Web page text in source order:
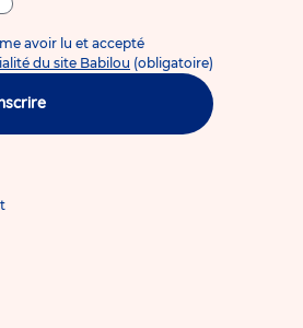
avoir lu et accepté
du site Babilou (obligatoire)